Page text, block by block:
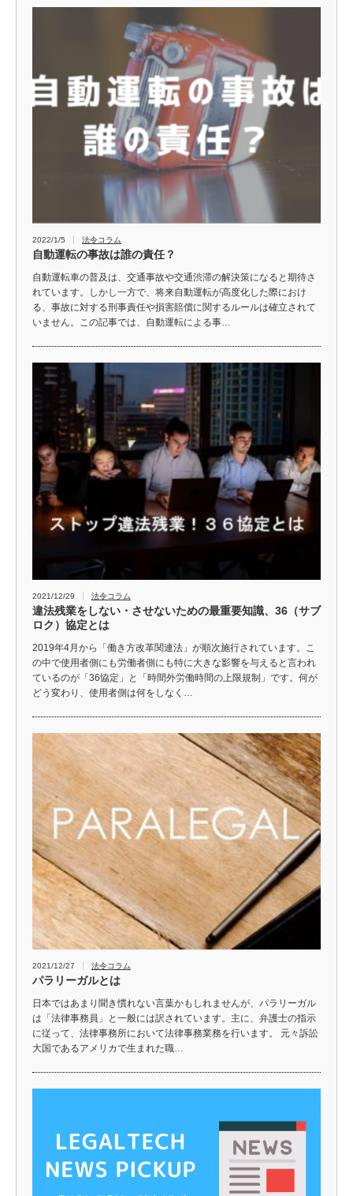
2022/1/5 法令コラム
自動運転の事故は誰の責任？
自動運転車の普及は、交通事故や交通渋滞の解決策になると期待さ
れています。しかし一方で、将来自動運転が高度化した際におけ
る、事故に対する刑事責任や損害賠償に関するルールは確立されて
いません。この記事では、自動運転による事…
2021/12/29 法令コラム
違法残業をしない・させないための最重要知識、36（サブ
ロク）協定とは
2019年4月から「働き方改革関連法」が順次施行されています。こ
の中で使用者側にも労働者側にも特に大きな影響を与えると言われ
ているのが「36協定」と「時間外労働時間の上限規制」です。何が
どう変わり、使用者側は何をしなく…
2021/12/27 法令コラム
パラリーガルとは
日本ではあまり聞き慣れない言葉かもしれませんが、パラリーガル
は「法律事務員」と一般には訳されています。主に、弁護士の指示
に従って、法律事務所において法律事務業務を行います。 元々訴訟
大国であるアメリカで生まれた職…